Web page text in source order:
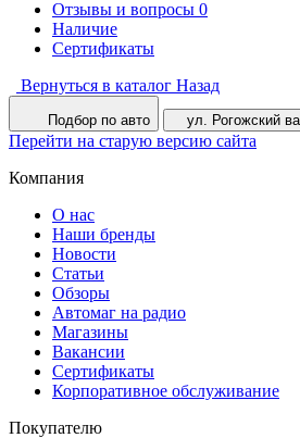
Отзывы и вопросы 0
Наличие
Сертификаты
Вернуться в каталог Назад
Подбор по авто ул. Рогожский
Перейти на старую версию сайта
Компания
О нас
Наши бренды
Новости
Статьи
Обзоры
Автомаг на радио
Магазины
Вакансии
Сертификаты
Корпоративное обслуживание
Покупателю